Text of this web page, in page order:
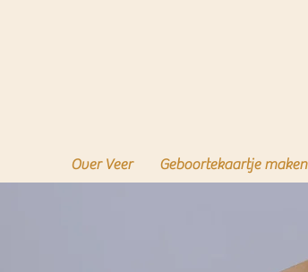
Over Veer Geboortekaartje maken